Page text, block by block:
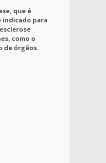
que é
indicado para
como o
de órgãos.